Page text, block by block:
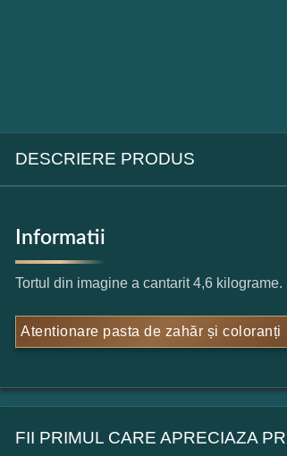
DESCRIERE PRODUS
Informatii
Tortul din imagine a cantarit 4,6 kilograme.
Atentionare pasta de zahăr și coloranți
FII PRIMUL CARE APRECIAZA